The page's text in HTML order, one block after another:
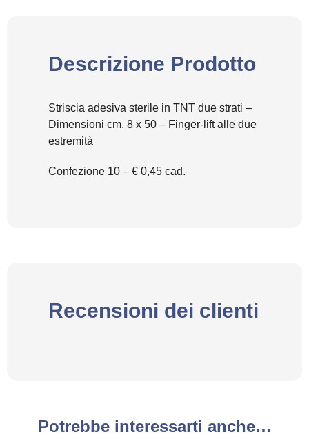
Descrizione Prodotto
Striscia adesiva sterile in TNT due strati –
Dimensioni cm. 8 x 50 – Finger-lift alle due
estremità
Confezione 10 – € 0,45 cad.
Recensioni dei clienti
Potrebbe interessarti anche…